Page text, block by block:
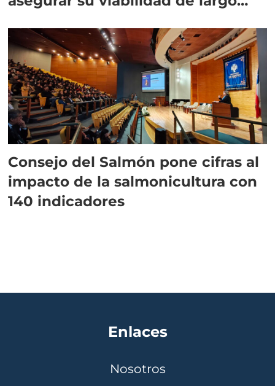
Consejo del Salmón pone cifras al
impacto de la salmonicultura con
140 indicadores
Enlaces
Nosotros